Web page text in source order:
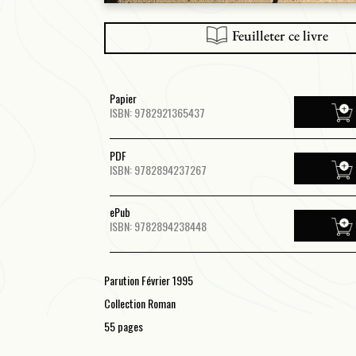
Feuilleter ce livre
Papier
ISBN: 9782921365437
PDF
ISBN: 9782894237267
ePub
ISBN: 9782894238448
Parution Février 1995
Collection Roman
55 pages